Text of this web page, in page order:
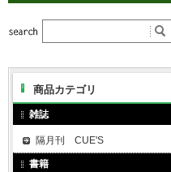
商品カテゴリ
雑誌
隔月刊 CUE'S
書籍